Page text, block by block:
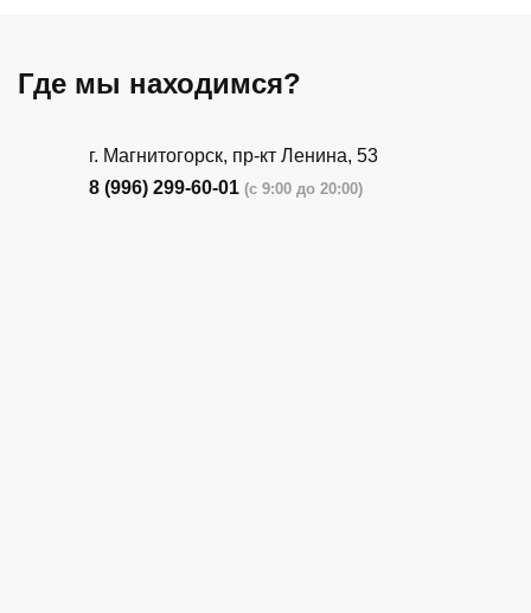
Где мы находимся?
г. Магнитогорск, пр-кт Ленина, 53
8 (996) 299-60-01 (с 9:00 до 20:00)